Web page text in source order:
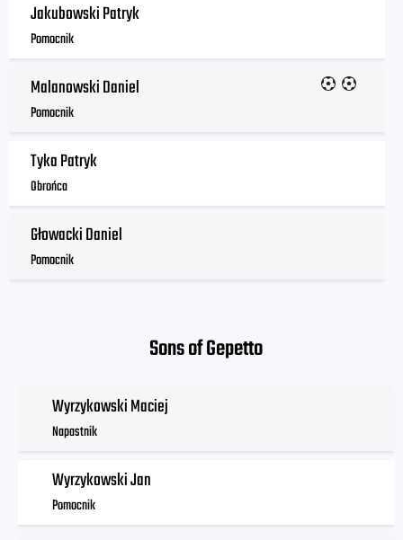
Jakubowski Patryk
Pomocnik
Malanowski Daniel
Pomocnik
Tyka Patryk
Obrońca
Głowacki Daniel
Pomocnik
Sons of Gepetto
Wyrzykowski Maciej
Napastnik
Wyrzykowski Jan
Pomocnik